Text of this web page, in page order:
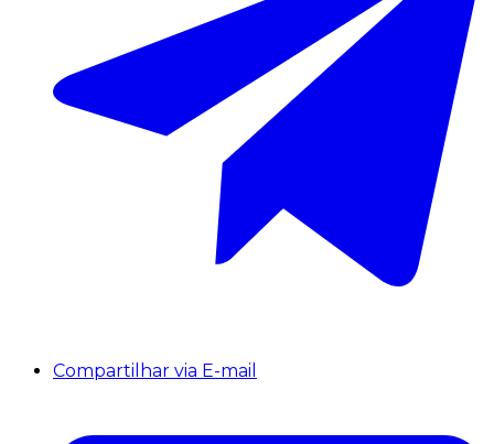
Compartilhar via E-mail